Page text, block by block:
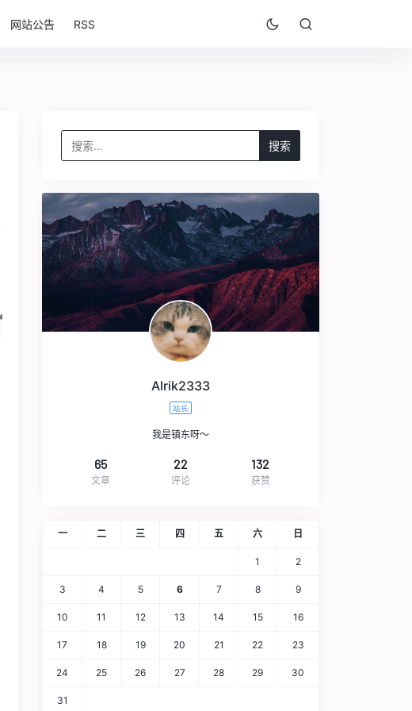
网站公告 RSS
搜
索：
Alrik2333
站长
我是镇东呀～
65
文章
22
评论
132
获赞
一 二 三 四 五 六 日
1 2
3 4 5 6 7 8 9
10 11 12 13 14 15 16
17 18 19 20 21 22 23
24 25 26 27 28 29 30
31